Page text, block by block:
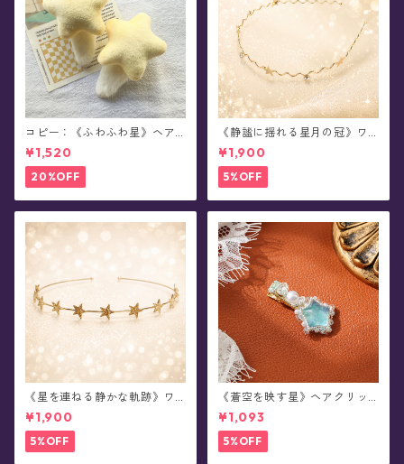
コピー：《ふわふわ星》ヘア
クリップ
¥1,520
20%OFF
《静謐に揺れる星月の冠》ワ
イヤーカチューシャ(全2種)
¥1,900
5%OFF
《星を連ねる静かな軌跡》ワ
イヤーカチューシャ(全2色)
¥1,900
5%OFF
《蒼空を映す星》ヘアクリッ
プ/パール・ビジュー
¥1,093
5%OFF